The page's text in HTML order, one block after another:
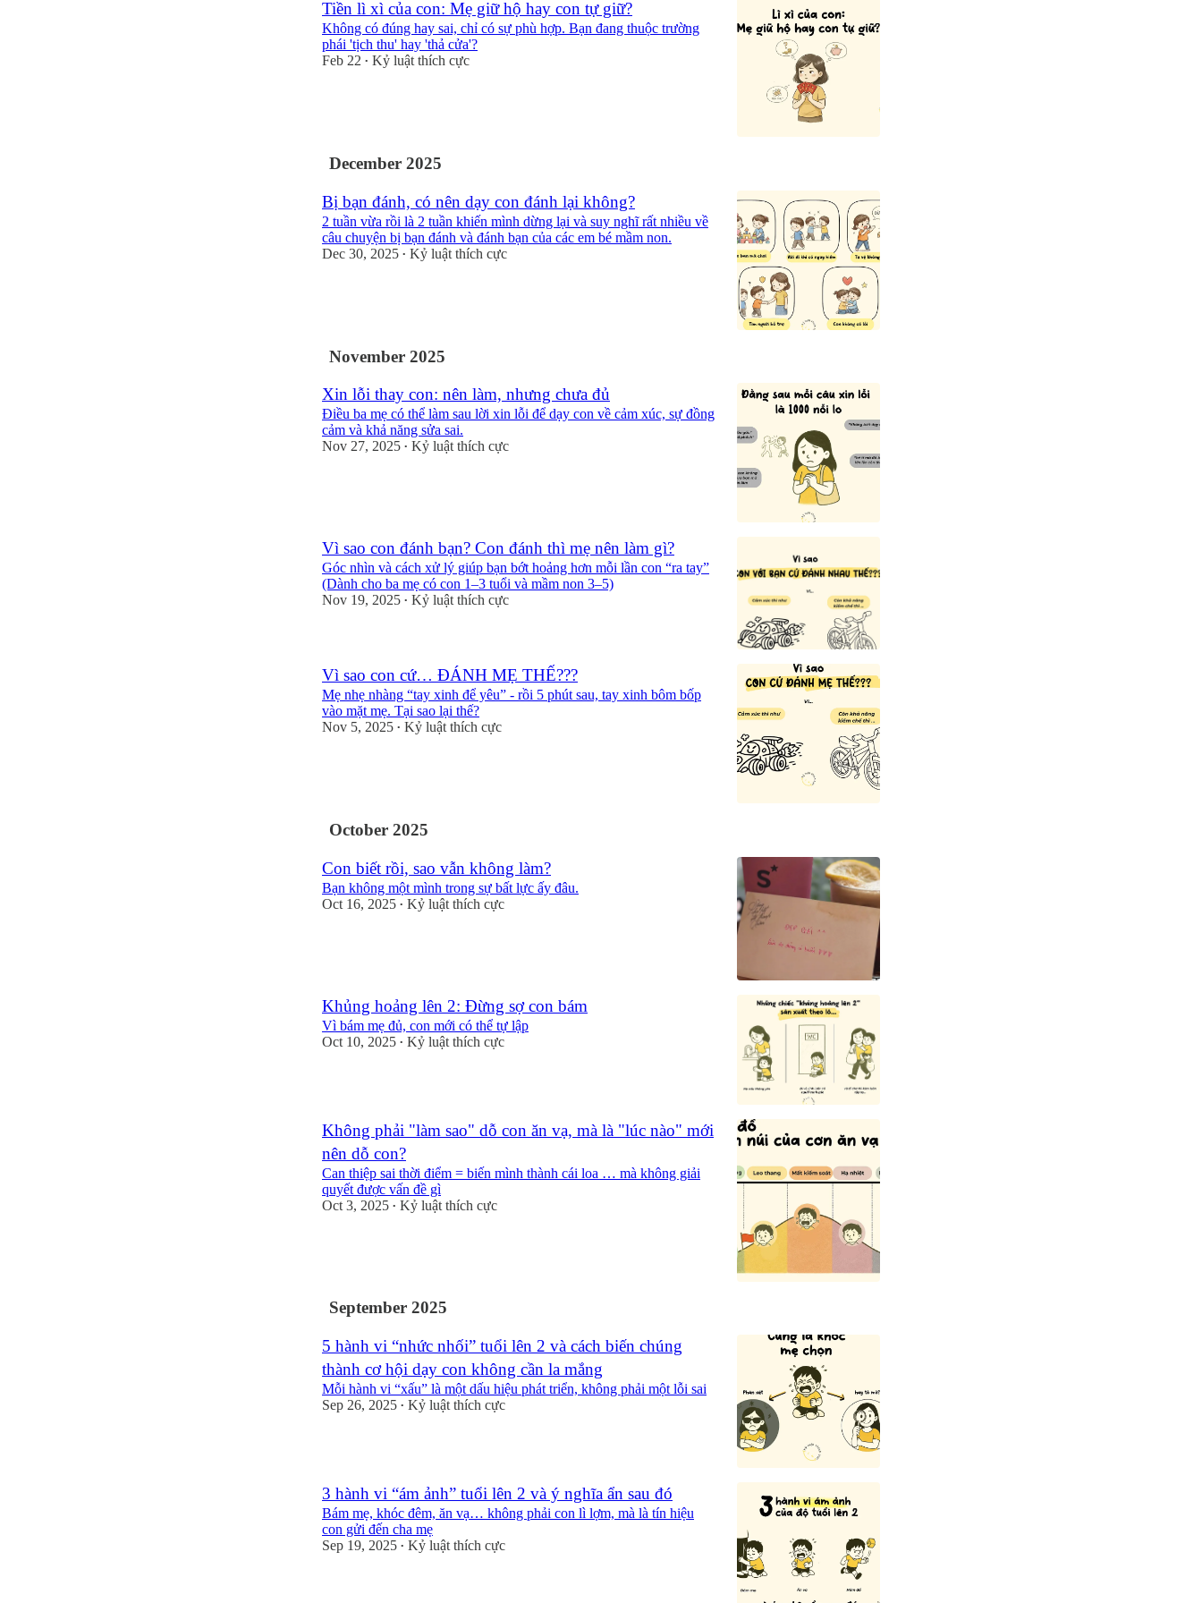
Tiền lì xì của con: Mẹ giữ hộ hay con tự giữ?
Không có đúng hay sai, chỉ có sự phù hợp. Bạn đang thuộc trường
phái 'tịch thu' hay 'thả cửa'?
Feb 22 • Kỷ luật thích cực
December 2025
Bị bạn đánh, có nên dạy con đánh lại không?
2 tuần vừa rồi là 2 tuần khiến mình dừng lại và suy nghĩ rất nhiều về
câu chuyện bị bạn đánh và đánh bạn của các em bé mầm non.
Dec 30, 2025 • Kỷ luật thích cực
November 2025
Xin lỗi thay con: nên làm, nhưng chưa đủ
Điều ba mẹ có thể làm sau lời xin lỗi để dạy con về cảm xúc, sự đồng
cảm và khả năng sửa sai.
Nov 27, 2025 • Kỷ luật thích cực
Vì sao con đánh bạn? Con đánh thì mẹ nên làm gì?
Góc nhìn và cách xử lý giúp bạn bớt hoảng hơn mỗi lần con “ra tay”
(Dành cho ba mẹ có con 1–3 tuổi và mầm non 3–5)
Nov 19, 2025 • Kỷ luật thích cực
Vì sao con cứ… ĐÁNH MẸ THẾ???
Mẹ nhẹ nhàng “tay xinh để yêu” - rồi 5 phút sau, tay xinh bôm bốp
vào mặt mẹ. Tại sao lại thế?
Nov 5, 2025 • Kỷ luật thích cực
October 2025
Con biết rồi, sao vẫn không làm?
Bạn không một mình trong sự bất lực ấy đâu.
Oct 16, 2025 • Kỷ luật thích cực
Khủng hoảng lên 2: Đừng sợ con bám
Vì bám mẹ đủ, con mới có thể tự lập
Oct 10, 2025 • Kỷ luật thích cực
Không phải "làm sao" dỗ con ăn vạ, mà là "lúc nào" mới
nên dỗ con?
Can thiệp sai thời điểm = biến mình thành cái loa … mà không giải
quyết được vấn đề gì
Oct 3, 2025 • Kỷ luật thích cực
September 2025
5 hành vi “nhức nhối” tuổi lên 2 và cách biến chúng
thành cơ hội dạy con không cần la mắng
Mỗi hành vi “xấu” là một dấu hiệu phát triển, không phải một lỗi sai
Sep 26, 2025 • Kỷ luật thích cực
3 hành vi “ám ảnh” tuổi lên 2 và ý nghĩa ẩn sau đó
Bám mẹ, khóc đêm, ăn vạ… không phải con lì lợm, mà là tín hiệu
con gửi đến cha mẹ
Sep 19, 2025 • Kỷ luật thích cực